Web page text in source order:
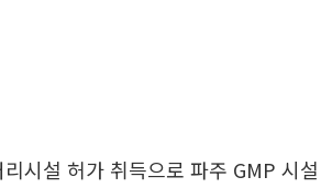
시설 허가 취득으로 파주 GMP 시설